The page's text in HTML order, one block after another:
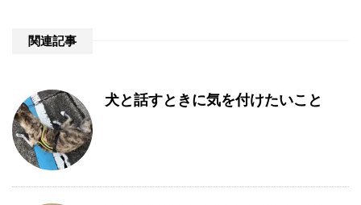
関連記事
犬と話すときに気を付けたいこと